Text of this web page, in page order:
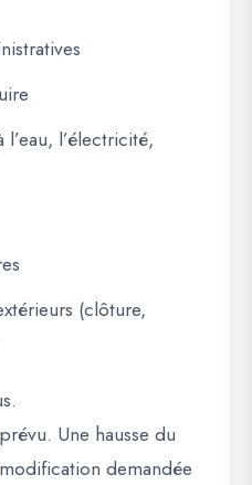
l’électricité,
(clôture,
Une hausse du
demandée